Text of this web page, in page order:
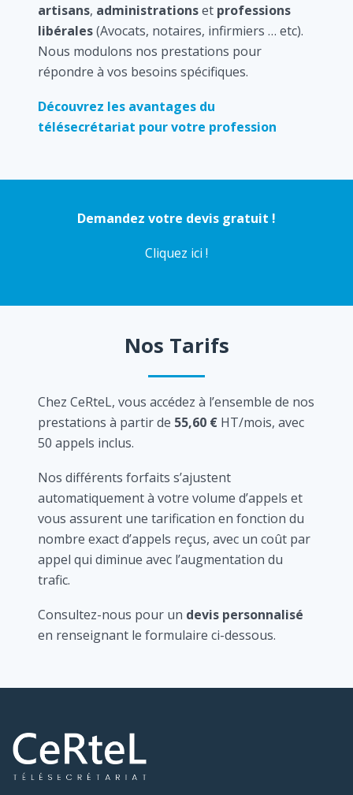
artisans, administrationset professions
libérales(Avocats, notaires, infirmiers … etc).
Nous modulons nos prestations pour
répondre à vos besoins spécifiques.
Découvrez les avantages du
télésecrétariat pour votre profession
Demandez votre devis gratuit !
Cliquez ici !
Nos Tarifs
Chez CeRteL, vous accédez à l’ensemble de nos
prestations à partir de 55,60 € HT/mois, avec
50 appels inclus.
Nos différents forfaits s’ajustent
automatiquement à votre volume d’appels et
vous assurent une tarification en fonction du
nombre exact d’appels reçus, avec un coût par
appel qui diminue avec l’augmentation du
trafic.
Consultez-nous pour un devis personnalisé
en renseignant le formulaire ci-dessous.